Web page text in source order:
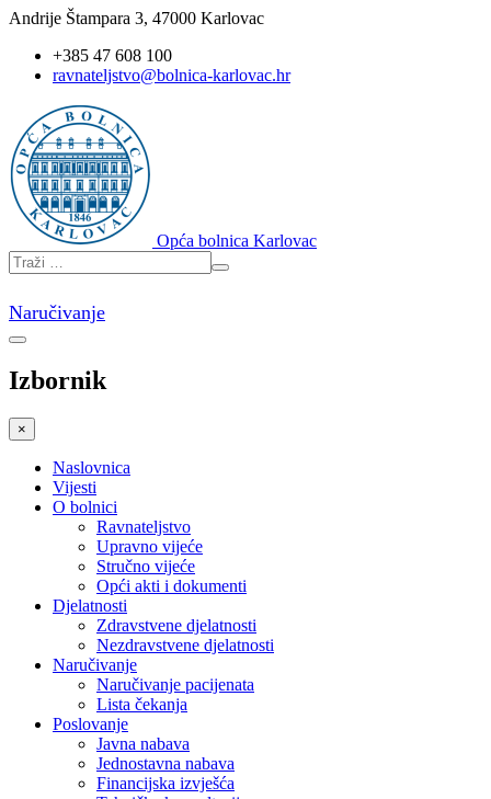
Andrije Štampara 3, 47000 Karlovac
+385 47 608 100
ravnateljstvo@bolnica-karlovac.hr
Opća bolnica Karlovac
Naručivanje
Izbornik
×
Naslovnica
Vijesti
O bolnici
Ravnateljstvo
Upravno vijeće
Stručno vijeće
Opći akti i dokumenti
Djelatnosti
Zdravstvene djelatnosti
Nezdravstvene djelatnosti
Naručivanje
Naručivanje pacijenata
Lista čekanja
Poslovanje
Javna nabava
Jednostavna nabava
Financijska izvješća